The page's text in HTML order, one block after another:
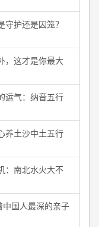
守护还是囚笼？
，这才是你最大
运气：纳音五行
养土沙中土五行
：南北水火大不
中国人最深的亲子